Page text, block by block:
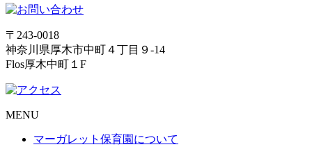
〒243-0018
神奈川県厚木市中町４丁目９-14
Flos厚木中町１F
MENU
マーガレット保育園について